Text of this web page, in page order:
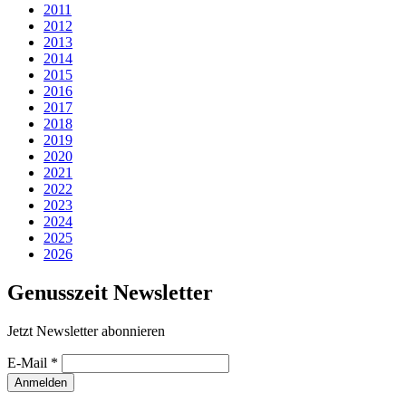
2011
2012
2013
2014
2015
2016
2017
2018
2019
2020
2021
2022
2023
2024
2025
2026
Genusszeit Newsletter
Jetzt Newsletter abonnieren
E-Mail *